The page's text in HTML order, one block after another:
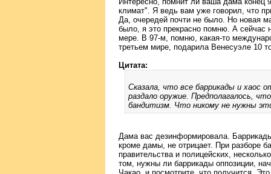
климат". Я ведь вам уже говорил, что
Да, очередей почти не было. Но новая
было, я это прекрасно помню. А сейчас
мере. В 97-м, помню, какая-то
третьем мире, подарила Венесуэле 10
Цитата:
Сказала, что все баррикады и хаос
раздало оружие. Предполагалось,
бандитизм. Что никому не нужны
Дама вас дезинформировала.
кроме дамы, не отрицает. При разборе
правительства и полицейских,
том, нужны ли баррикады оппозиции,
Чакао, и посмотрите, что получится.